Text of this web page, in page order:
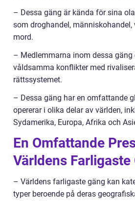
– Dessa gäng är kända för sina
som droghandel, människohandel,
mord.
– Medlemmarna inom dessa
våldsamma konflikter med
rättssystemet.
– Dessa gäng har en omfattande
opererar i olika delar av världen,
Sydamerika, Europa, Afrika och
En Omfattande
Världens Farligaste
– Världens farligaste gäng kan
typer beroende på deras